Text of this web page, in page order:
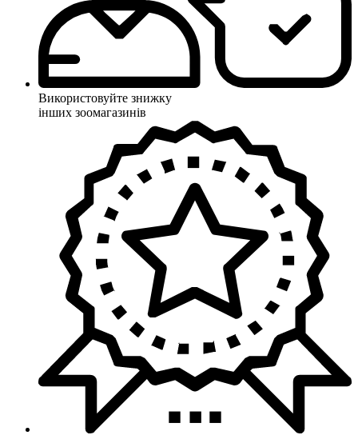
Використовуйте знижку
інших зоомагазинів